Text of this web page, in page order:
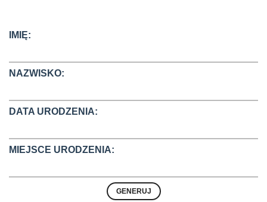
IMIĘ:
NAZWISKO:
DATA URODZENIA:
MIEJSCE URODZENIA: